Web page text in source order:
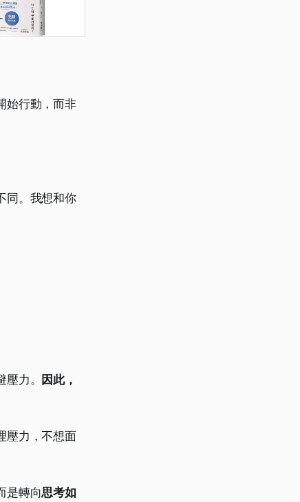
始行動，而非
同。我想和你
力。 因此，
壓力，不想面
是轉向思考如